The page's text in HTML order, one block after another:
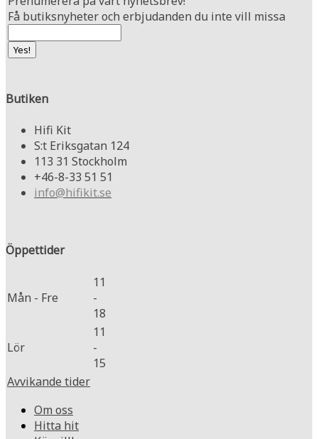
Få butiksnyheter och erbjudanden du inte vill missa
Butiken
Hifi Kit
S:t Eriksgatan 124
113 31 Stockholm
+46-8-33 51 51
info@hifikit.se
Öppettider
Mån - Fre
11
-
18
Lör
11
-
15
Avvikande tider
Om oss
Hitta hit